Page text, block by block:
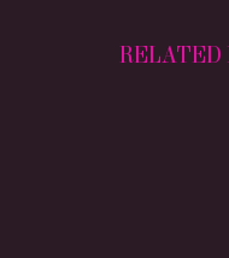
RELATED